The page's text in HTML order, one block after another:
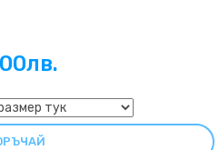
има гладък външен слой и
и съхне много бързо
за по-добро покритие
лв.